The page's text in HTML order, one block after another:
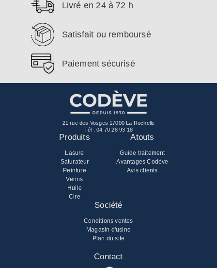
Livré en 24 à 72 h
Satisfait ou remboursé
Paiement sécurisé
21 rue des Vosges 17000 La Rochelle
Tél :04 70 28 93 18
Produits
Lasure
Saturateur
Peinture
Vernis
Huile
Cire
Atouts
Guide traitement
Avantages Codève
Avis clients
Société
Conditions ventes
Magasin d'usine
Plan du site
Contact